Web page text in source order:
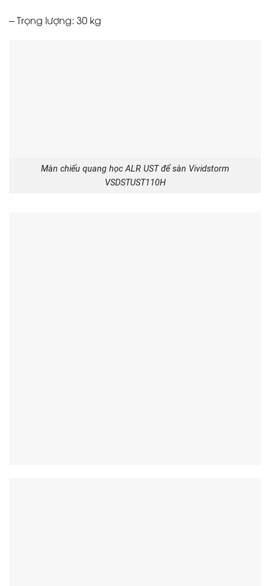
– Trọng lượng: 30 kg
Màn chiếu quang học ALR UST để sàn Vividstorm
VSDSTUST110H